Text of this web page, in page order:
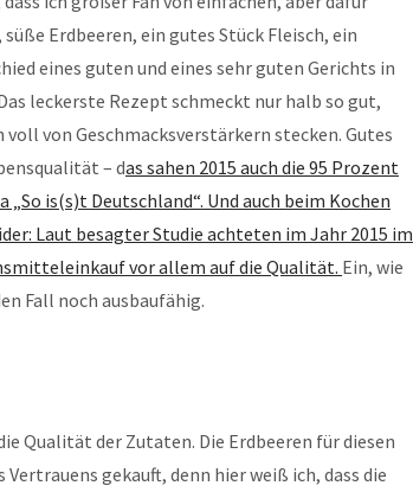
Erdbeeren, ein gutes Stück Fleisch, ein
eines guten und eines sehr guten Gerichts in
leckerste Rezept schmeckt nur halb so gut,
von Geschmacksverstärkern stecken. Gutes
– das sahen 2015 auch die 95 Prozent
is(s)t Deutschland“. Und auch beim Kochen
Laut besagter Studie achteten im Jahr 2015 im
vor allem auf die Qualität. Ein, wie
Fall noch ausbaufähig.
Qualität der Zutaten. Die Erdbeeren für diesen
gekauft, denn hier weiß ich, dass die